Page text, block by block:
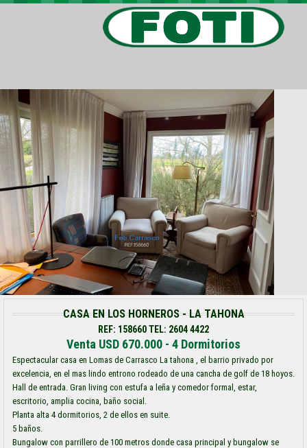
BARRIOS PRIVADOS
VIV. SOCIAL
CONTACTO
CASA EN LOS HORNEROS - LA TAHONA
REF: 158660 TEL: 2604 4422
Venta USD 670.000 - 4 Dormitorios
Espectacular casa en Lomas de Carrasco La tahona , el barrio privado por
excelencia, en el mas lindo entrono rodeado de una cancha de golf de 18 hoyos.
Hall de entrada. Gran living con estufa a leña y comedor formal, estar,
escritorio, amplia cocina, baño social.
Planta alta 4 dormitorios, 2 de ellos en suite.
5 baños.
Bungalow con parrillero de 100 metros donde casa principal y bungalow se